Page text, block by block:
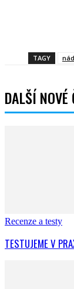
TAGY
DALŠÍ NOVÉ
Recenze a testy
TESTUJEME V